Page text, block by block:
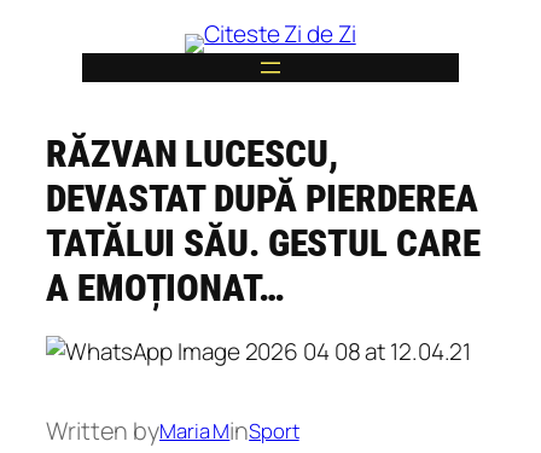
content
RĂZVAN LUCESCU,
DEVASTAT DUPĂ PIERDEREA
TATĂLUI SĂU. GESTUL CARE
A EMOȚIONAT…
Written byMaria MinSport